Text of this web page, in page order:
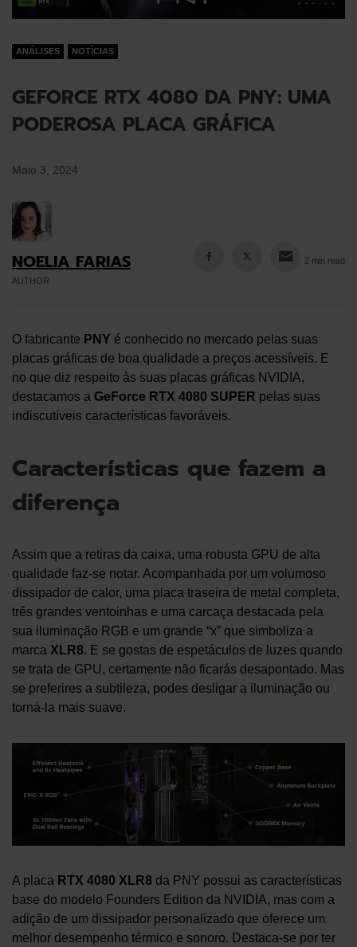
ANÁLISES NOTÍCIAS
GEFORCE RTX 4080 DA PNY: UMA
PODEROSA PLACA GRÁFICA
Maio 3, 2024
NOELIA FARIAS
AUTHOR
2 min read
O fabricante PNY é conhecido no mercado pelas suas
placas gráficas de boa qualidade a preços acessíveis. E
no que diz respeito às suas placas gráficas NVIDIA,
destacamos a GeForce RTX 4080 SUPER pelas suas
indiscutíveis características favoráveis.
Características que fazem a
diferença
Assim que a retiras da caixa, uma robusta GPU de alta
qualidade faz-se notar. Acompanhada por um volumoso
dissipador de calor, uma placa traseira de metal completa,
três grandes ventoinhas e uma carcaça destacada pela
sua iluminação RGB e um grande “x” que simboliza a
marca XLR8. E se gostas de espetáculos de luzes quando
se trata de GPU, certamente não ficarás desapontado. Mas
se preferires a subtileza, podes desligar a iluminação ou
torná-la mais suave.
A placa RTX 4080 XLR8 da PNY possui as características
base do modelo Founders Edition da NVIDIA, mas com a
adição de um dissipador personalizado que oferece um
melhor desempenho térmico e sonoro. Destaca-se por ter